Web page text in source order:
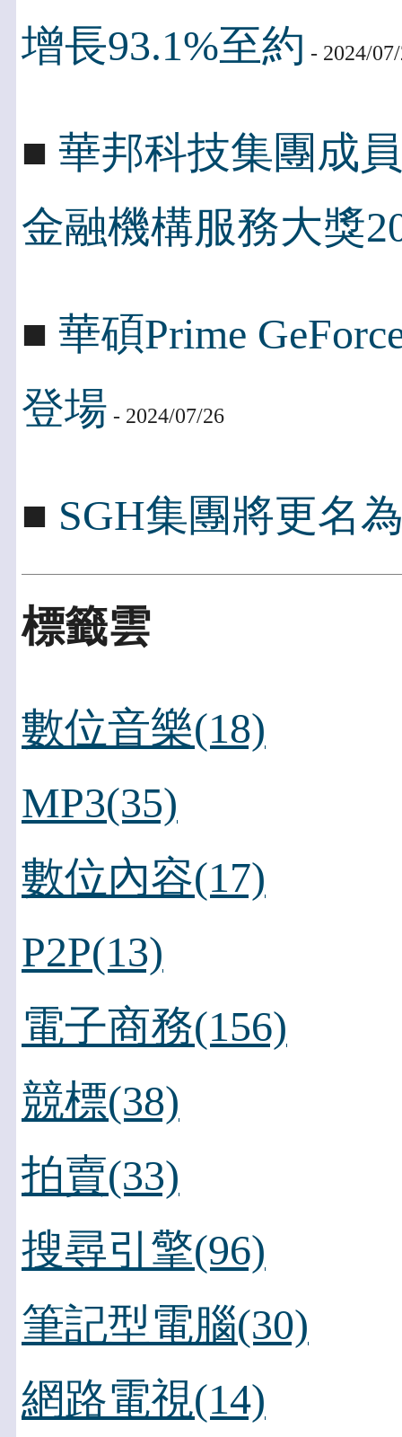
增長93.1%至約 - 2024/
■ 華邦科技集團成
金融機構服務大獎
■ 華碩Prime
登場 - 2024/07/26
■ SGH集團將更名
標籤雲
數位音樂(18)
MP3(35)
數位內容(17)
P2P(13)
電子商務(156)
競標(38)
拍賣(33)
搜尋引擎(96)
筆記型電腦(30)
網路電視(14)